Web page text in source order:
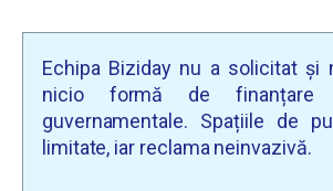
Echipa Biziday nu a solicitat și
nicio formă de finanțare
guvernamentale. Spațiile de
limitate, iar reclama neinvazivă.